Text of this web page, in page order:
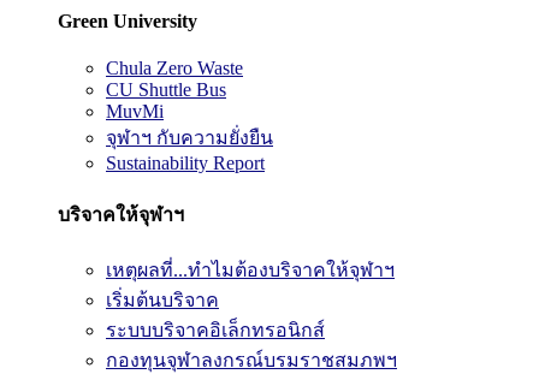
Green University
Chula Zero Waste
CU Shuttle Bus
MuvMi
จุฬาฯ กับความยั่งยืน
Sustainability Report
บริจาคให้จุฬาฯ
เหตุผลที่...ทำไมต้องบริจาคให้จุฬาฯ
เริ่มต้นบริจาค
ระบบบริจาคอิเล็กทรอนิกส์
กองทุนจุฬาลงกรณ์บรมราชสมภพฯ